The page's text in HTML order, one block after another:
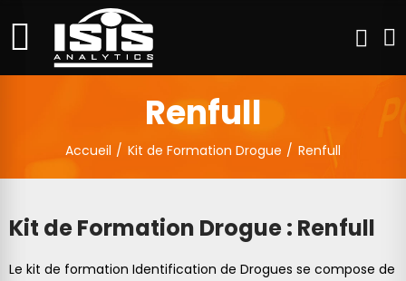
Renfull
Accueil Kit de Formation Drogue Renfull
Kit de Formation Drogue : Renfull
Le kit de formation Identification de Drogues se compose de